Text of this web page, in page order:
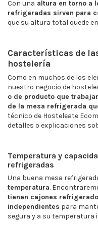
Con una altura en torno a
refrigeradas sirven para
que su altura total quede
Características de
hostelería
Como en muchos de los
nuestro negocio de
o de producto que
de la mesa refrigerada
técnico de Hosteleate
detalles o explicaciones
Temperatura y
refrigeradas
Una buena mesa
temperatura.
tienen cajones
independientes para
segura y a su temperatura